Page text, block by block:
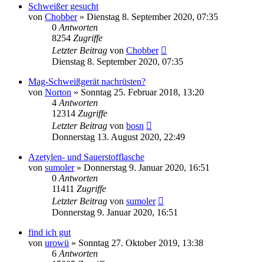
Schweißer gesucht
von Chobber» Dienstag 8. September 2020, 07:35
0 Antworten
8254 Zugriffe
Letzter Beitrag von Chobber
Dienstag 8. September 2020, 07:35
Mag-Schweißgerät nachrüsten?
von Norton » Sonntag 25. Februar 2018, 13:20
4 Antworten
12314 Zugriffe
Letzter Beitrag von bosn
Donnerstag 13. August 2020, 22:49
Azetylen- und Sauerstofflasche
von sumoler» Donnerstag 9. Januar 2020, 16:51
0 Antworten
11411 Zugriffe
Letzter Beitrag von sumoler
Donnerstag 9. Januar 2020, 16:51
find ich gut
von urowü » Sonntag 27. Oktober 2019, 13:38
6 Antworten